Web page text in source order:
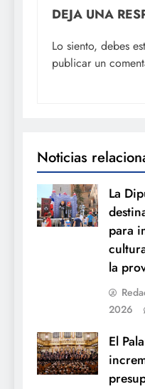
DEJA UNA
Lo siento, debes
publicar un
Noticias
La
para
la
2026
El